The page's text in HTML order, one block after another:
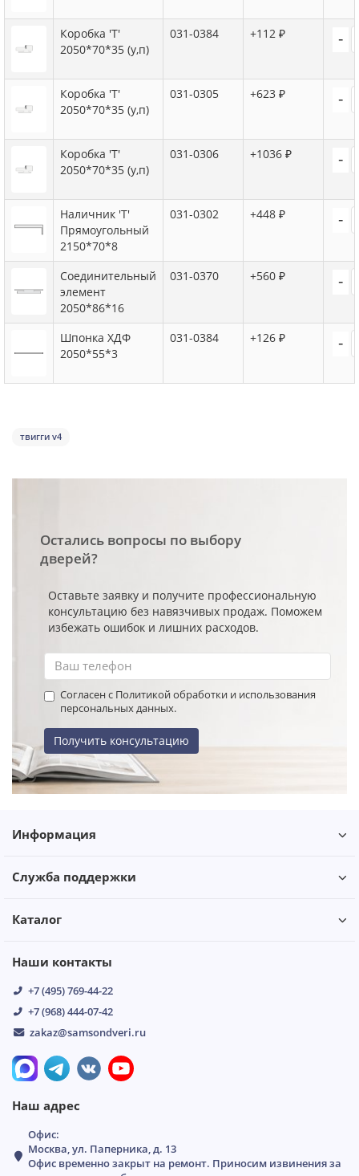
Коробка 'Т'
2050*70*35 (у,п)
031-0384 +112 ₽ -
Коробка 'Т'
2050*70*35 (у,п)
031-0305 +623 ₽ -
Коробка 'Т'
2050*70*35 (у,п)
031-0306 +1036 ₽ -
Наличник 'Т'
Прямоугольный
2150*70*8
031-0302 +448 ₽ -
Соединительный
элемент
2050*86*16
031-0370 +560 ₽ -
Шпонка ХДФ
2050*55*3
031-0384 +126 ₽ -
твигги v4
Остались вопросы по выбору
дверей?
Оставьте заявку и получите профессиональную
консультацию без навязчивых продаж. Поможем
избежать ошибок и лишних расходов.
Согласен с Политикой обработки и использования
персональных данных.
Получить консультацию
Информация
Служба поддержки
Каталог
Наши контакты
+7 (495) 769-44-22
+7 (968) 444-07-42
zakaz@samsondveri.ru
Наш адрес
Офис:
Москва, ул. Паперника, д. 13
Офис временно закрыт на ремонт. Приносим извинения за